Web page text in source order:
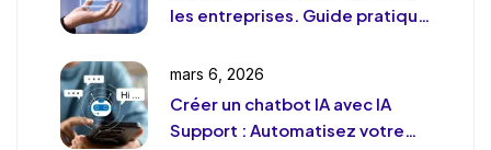
les entreprises. Guide pratique
mars 6, 2026
Créer un chatbot IA avec IA
Support : Automatisez votre